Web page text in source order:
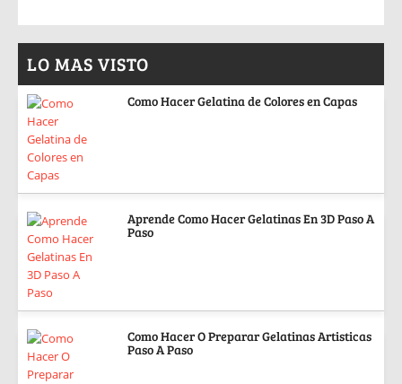
LO MAS VISTO
Como Hacer Gelatina de Colores en Capas
Aprende Como Hacer Gelatinas En 3D Paso A
Paso
Como Hacer O Preparar Gelatinas Artisticas
Paso A Paso